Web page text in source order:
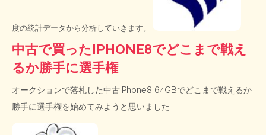
度の統計データから分析していきます。
中古で買ったIPHONE8でどこまで戦え
るか勝手に選手権
オークションで落札した中古iPhone8 64GBでどこまで戦えるか
勝手に選手権を始めてみようと思いました